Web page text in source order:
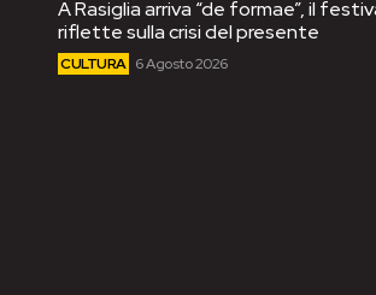
A Rasiglia arriva “de formae”, il
riflette sulla crisi del presente
CULTURA 6 Agosto 2026